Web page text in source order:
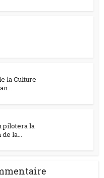
la Culture
pilotera la
la...